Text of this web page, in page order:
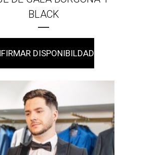
BLACK
DISPONIBILDAD